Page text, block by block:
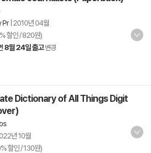
Pr 2010년 04월
할인 / 820원)
8월 24일 출고 변경
Dictionary of All Things Digit
년 10월
할인 / 130원)